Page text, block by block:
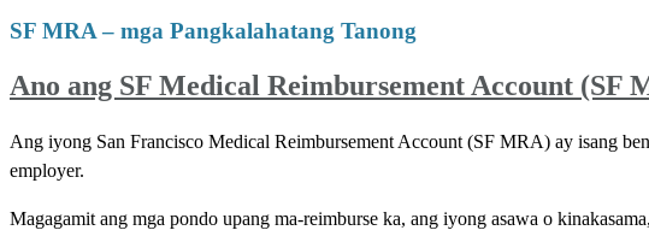
SF MRA – mga Pangkalahatang Tanong
Ano ang SF Medical Reimbursement Account (SF
Ang iyong San Francisco Medical Reimbursement Account (SF MRA) ay isang
employer.
Magagamit ang mga pondo upang ma-reimburse ka, ang iyong asawa o